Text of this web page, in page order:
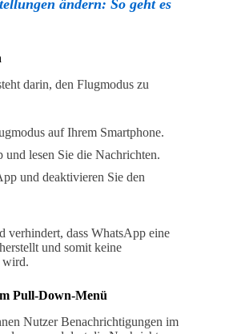
ändern: So geht es
darin, den Flugmodus zu
auf Ihrem Smartphone.
lesen Sie die Nachrichten.
und deaktivieren Sie den
verhindert, dass WhatsApp eine
und somit keine
wird.
Pull-Down-Menü
Nutzer Benachrichtigungen im